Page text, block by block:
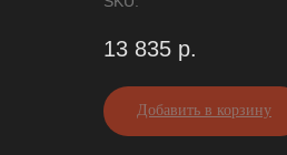
13 835 р.
Добавить в корзину